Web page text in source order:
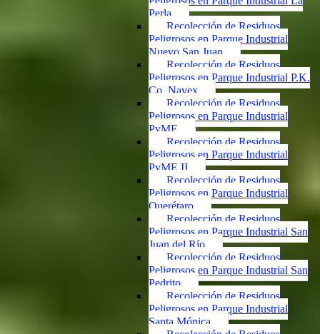
Perla
Recolección de Residuos
Peligrosos en Parque Industrial
Nuevo San Juan
Recolección de Residuos
Peligrosos en Parque Industrial P.K.
Co. Navex
Recolección de Residuos
Peligrosos en Parque Industrial
PyME
Recolección de Residuos
Peligrosos en Parque Industrial
PyME II
Recolección de Residuos
Peligrosos en Parque Industrial
Querétaro
Recolección de Residuos
Peligrosos en Parque Industrial San
Juan del Río
Recolección de Residuos
Peligrosos en Parque Industrial San
Pedrito
Recolección de Residuos
Peligrosos en Parque Industrial
Santa Mónica